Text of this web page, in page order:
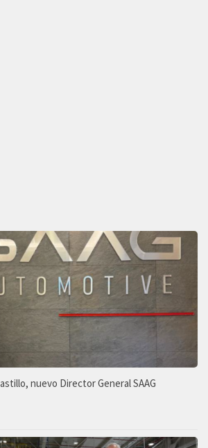
nuevo Director General SAAG